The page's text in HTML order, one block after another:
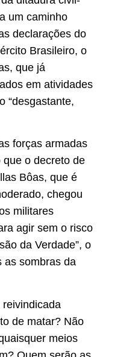
um caminho
declarações do
Brasileiro, o
que já
em atividades
“desgastante,
forças armadas
o decreto de
Bôas, que é
chegou
militares
agir sem o risco
da Verdade”, o
as sombras da
de matar? Não
meios